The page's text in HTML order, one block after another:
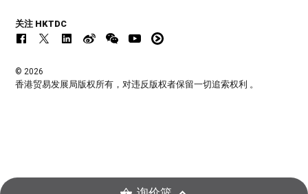
关注 HKTDC
© 2026
香港贸易发展局版权所有，对违反版权者保留一切追索权利 。